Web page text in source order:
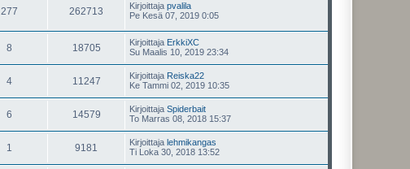
277 262713 Kirjoittaja pvalila
Pe Kesä 07, 2019 0:05
8 18705 Kirjoittaja ErkkiXC
Su Maalis 10, 2019 23:34
4 11247 Kirjoittaja Reiska22
Ke Tammi 02, 2019 10:35
6 14579 Kirjoittaja Spiderbait
To Marras 08, 2018 15:37
1 9181 Kirjoittaja lehmikangas
Ti Loka 30, 2018 13:52